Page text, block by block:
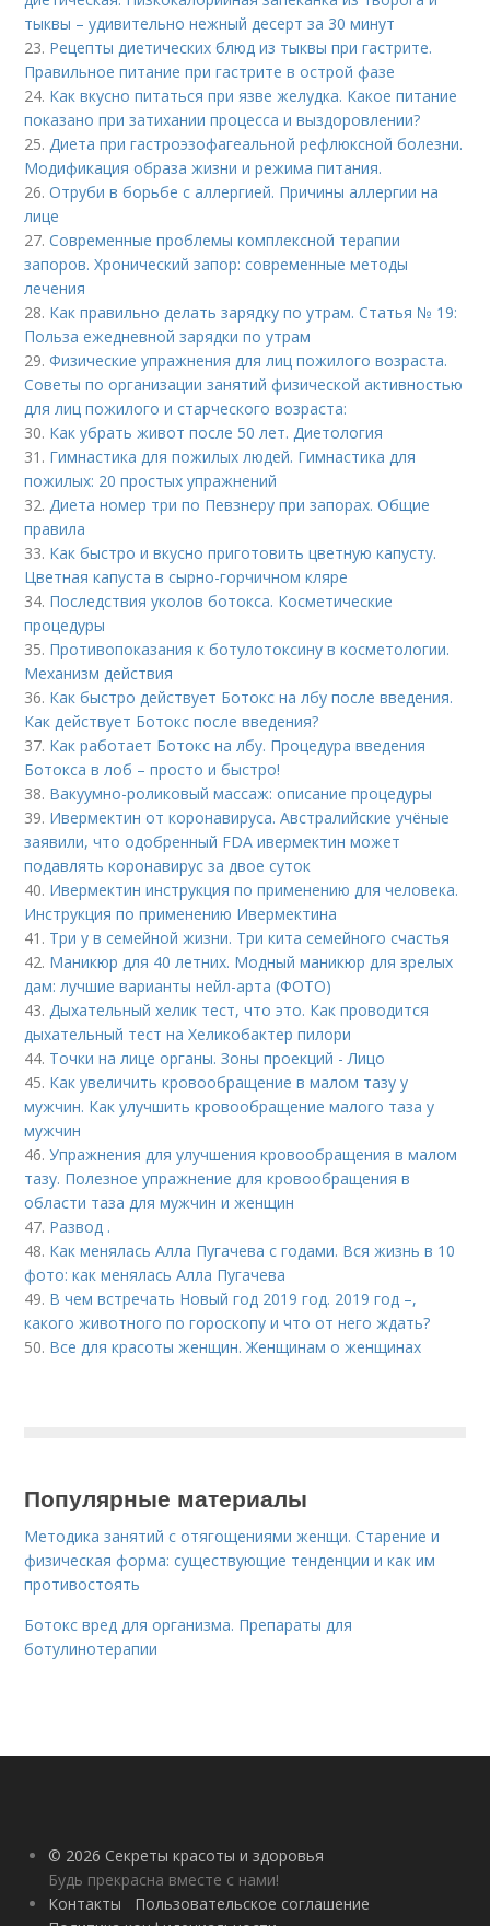
тыквы – удивительно нежный десерт за 30 минут
23. Рецепты диетических блюд из тыквы при гастрите.
Правильное питание при гастрите в острой фазе
24. Как вкусно питаться при язве желудка. Какое питание
показано при затихании процесса и выздоровлении?
25.Диета при гастроэзофагеальной рефлюксной болезни.
Модификация образа жизни и режима питания.
26.Отруби в борьбе с аллергией. Причины аллергии на
лице
27.Современные проблемы комплексной терапии
запоров. Хронический запор: современные методы
лечения
28. Как правильно делать зарядку по утрам. Статья № 19:
Польза ежедневной зарядки по утрам
29.Физические упражнения для лиц пожилого возраста.
Советы по организации занятий физической активностью
для лиц пожилого и старческого возраста:
30. Как убрать живот после 50 лет. Диетология
31. Гимнастика для пожилых людей. Гимнастика для
пожилых: 20 простых упражнений
32.Диета номер три по Певзнеру при запорах. Общие
правила
33. Как быстро и вкусно приготовить цветную капусту.
Цветная капуста в сырно-горчичном кляре
34. Последствия уколов ботокса. Косметические
процедуры
35. Противопоказания к ботулотоксину в косметологии.
Механизм действия
36. Как быстро действует Ботокс на лбу после введения.
Как действует Ботокс после введения?
37. Как работает Ботокс на лбу. Процедура введения
Ботокса в лоб – просто и быстро!
38. Вакуумно-роликовый массаж: описание процедуры
39. Ивермектин от коронавируса. Австралийские учёные
заявили, что одобренный FDA ивермектин может
подавлять коронавирус за двое суток
40. Ивермектин инструкция по применению для человека.
Инструкция по применению Ивермектина
41. Три у в семейной жизни. Три кита семейного счастья
42. Маникюр для 40 летних. Модный маникюр для зрелых
дам: лучшие варианты нейл-арта (ФОТО)
43.Дыхательный хелик тест, что это. Как проводится
дыхательный тест на Хеликобактер пилори
44. Точки на лице органы. Зоны проекций - Лицо
45. Как увеличить кровообращение в малом тазу у
мужчин. Как улучшить кровообращение малого таза у
мужчин
46.Упражнения для улучшения кровообращения в малом
тазу. Полезное упражнение для кровообращения в
области таза для мужчин и женщин
47. Развод .
48. Как менялась Алла Пугачева с годами. Вся жизнь в 10
фото: как менялась Алла Пугачева
49. В чем встречать Новый год 2019 год. 2019 год –,
какого животного по гороскопу и что от него ждать?
50. Все для красоты женщин. Женщинам о женщинах
Популярные материалы
Методика занятий с отягощениями женщи. Старение и
физическая форма: существующие тенденции и как им
противостоять
Ботокс вред для организма. Препараты для
ботулинотерапии
© 2026 Секреты красоты и здоровья
Будь прекрасна вместе с нами!
Контакты
Пользовательское соглашение